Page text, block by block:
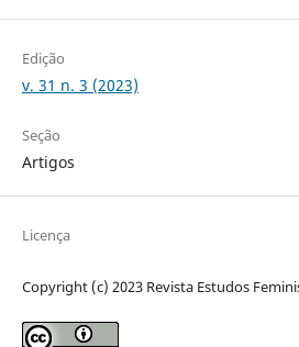
Edição
v. 31 n. 3 (2023)
Seção
Artigos
Licença
Copyright (c) 2023 Revista Estudos